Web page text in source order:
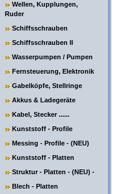
Wellen, Kupplungen,
Ruder
Schiffsschrauben
Schiffsschrauben II
Wasserpumpen / Pumpen
Fernsteuerung, Elektronik
Gabelköpfe, Stellringe
Akkus & Ladegeräte
Kabel, Stecker ......
Kunststoff - Profile
Messing - Profile - (NEU)
Kunststoff - Platten
Struktur - Platten - (NEU) -
Blech - Platten